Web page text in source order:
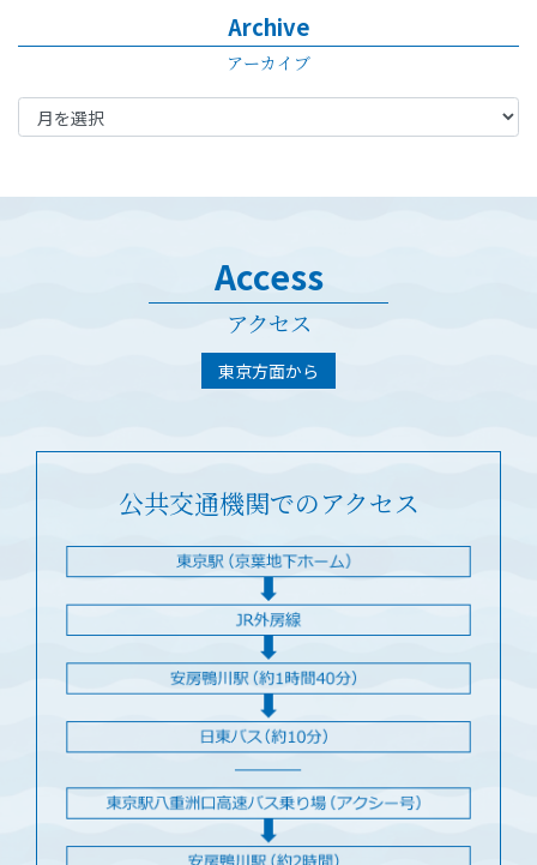
Archive
アーカイブ
Access
アクセス
東京方面から
公共交通機関でのアクセス